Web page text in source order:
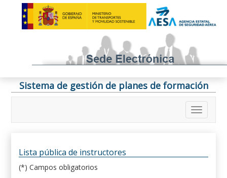
Sistema de gestión de planes de formación
Lista pública de instructores
(*) Campos obligatorios